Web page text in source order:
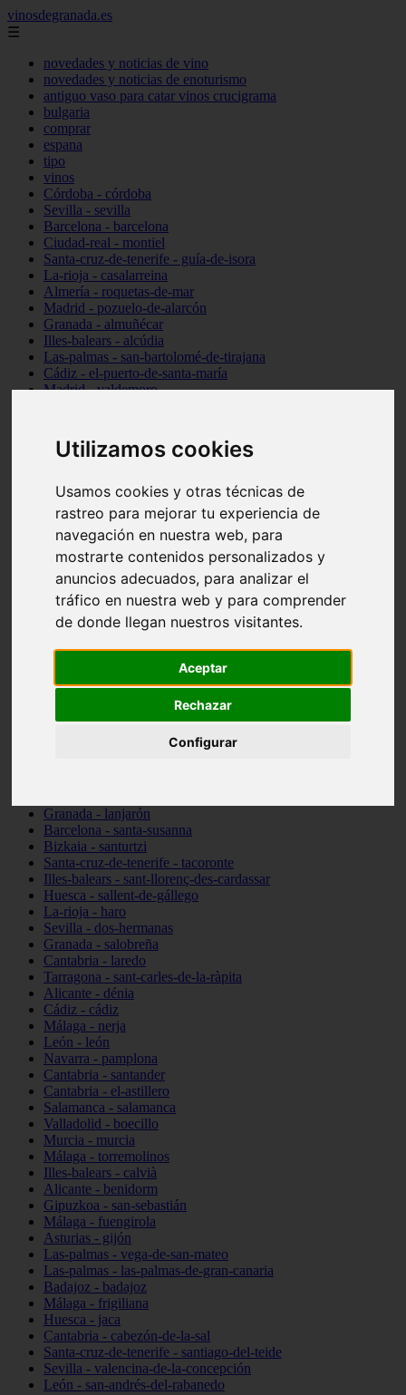
Utilizamos cookies
Usamos cookies y otras técnicas de
rastreo para mejorar tu experiencia de
navegación en nuestra web, para
mostrarte contenidos personalizados y
anuncios adecuados, para analizar el
tráfico en nuestra web y para comprender
de donde llegan nuestros visitantes.
Aceptar
Rechazar
Configurar
vinosdegranada.es
☰
novedades y noticias de vino
novedades y noticias de enoturismo
antiguo vaso para catar vinos crucigrama
bulgaria
comprar
espana
tipo
vinos
Córdoba - córdoba
Sevilla - sevilla
Barcelona - barcelona
Ciudad-real - montiel
Santa-cruz-de-tenerife - guía-de-isora
La-rioja - casalarreina
Almería - roquetas-de-mar
Madrid - pozuelo-de-alarcón
Granada - almuñécar
Illes-balears - alcúdia
Las-palmas - san-bartolomé-de-tirajana
Cádiz - el-puerto-de-santa-maría
Madrid - valdemoro
Cantabria - suances
Sevilla - bormujos
Málaga - júzcar
Huesca - alquézar
Huesca - castejón-de-sos
Lleida - alt-àneu
Córdoba - almedinilla
Navarra - zangoza
Cantabria - arenas-de-iguña
Barcelona - la-pobla-de-lillet
Murcia - cartagena
Madrid - nuevo-baztán
Granada - lanjarón
Barcelona - santa-susanna
Bizkaia - santurtzi
Santa-cruz-de-tenerife - tacoronte
Illes-balears - sant-llorenç-des-cardassar
Huesca - sallent-de-gállego
La-rioja - haro
Sevilla - dos-hermanas
Granada - salobreña
Cantabria - laredo
Tarragona - sant-carles-de-la-ràpita
Alicante - dénia
Cádiz - cádiz
Málaga - nerja
León - león
Navarra - pamplona
Cantabria - santander
Cantabria - el-astillero
Salamanca - salamanca
Valladolid - boecillo
Murcia - murcia
Málaga - torremolinos
Illes-balears - calvià
Alicante - benidorm
Gipuzkoa - san-sebastián
Málaga - fuengirola
Asturias - gijón
Las-palmas - vega-de-san-mateo
Las-palmas - las-palmas-de-gran-canaria
Badajoz - badajoz
Málaga - frigiliana
Huesca - jaca
Cantabria - cabezón-de-la-sal
Santa-cruz-de-tenerife - santiago-del-teide
Sevilla - valencina-de-la-concepción
León - san-andrés-del-rabanedo